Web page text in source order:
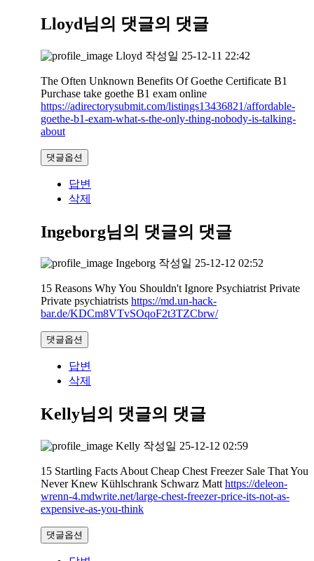
Lloyd님의 댓글의 댓글
Lloyd 작성일 25-12-11 22:42
The Often Unknown Benefits Of Goethe Certificate B1
Purchase take goethe B1 exam online
https://adirectorysubmit.com/listings13436821/affordable-
goethe-b1-exam-what-s-the-only-thing-nobody-is-talking-
about
댓글옵션
답변
삭제
Ingeborg님의 댓글의 댓글
Ingeborg 작성일 25-12-12 02:52
15 Reasons Why You Shouldn't Ignore Psychiatrist Private
Private psychiatrists https://md.un-hack-
bar.de/KDCm8VTvSOqoF2t3TZCbrw/
댓글옵션
답변
삭제
Kelly님의 댓글의 댓글
Kelly 작성일 25-12-12 02:59
15 Startling Facts About Cheap Chest Freezer Sale That You
Never Knew Kühlschrank Schwarz Matt https://deleon-
wrenn-4.mdwrite.net/large-chest-freezer-price-its-not-as-
expensive-as-you-think
댓글옵션